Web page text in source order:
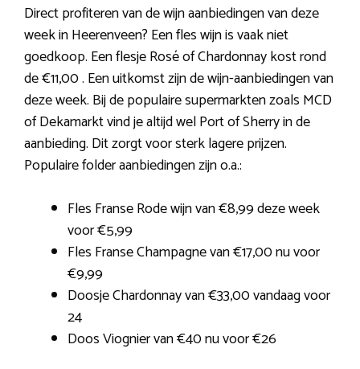
Direct profiteren van de wijn aanbiedingen van deze
week in Heerenveen? Een fles wijn is vaak niet
goedkoop. Een flesje Rosé of Chardonnay kost rond
de €11,00 . Een uitkomst zijn de wijn-aanbiedingen van
deze week. Bij de populaire supermarkten zoals MCD
of Dekamarkt vind je altijd wel Port of Sherry in de
aanbieding. Dit zorgt voor sterk lagere prijzen.
Populaire folder aanbiedingen zijn o.a.:
Fles Franse Rode wijn van €8,99 deze week
voor €5,99
Fles Franse Champagne van €17,00 nu voor
€9,99
Doosje Chardonnay van €33,00 vandaag voor
24
Doos Viognier van €40 nu voor €26